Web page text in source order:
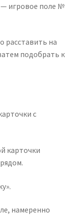
— игровое поле №
расставить на
подобрать к
с
карточки
намеренно